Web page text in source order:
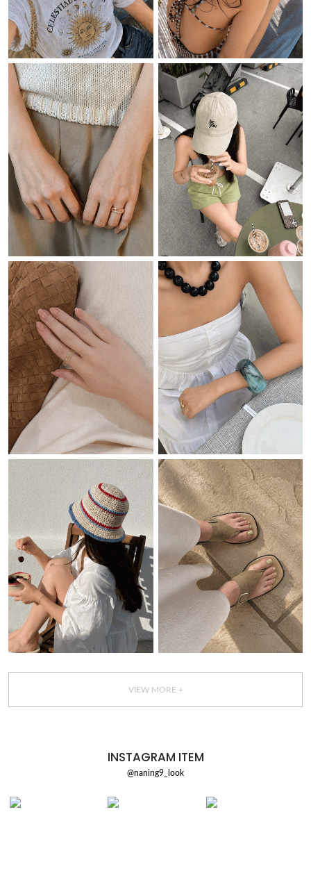
VIEW MORE +
INSTAGRAM ITEM
@naning9_look